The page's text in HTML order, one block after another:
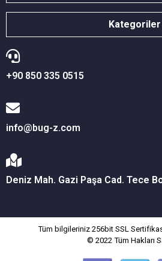
Kategoriler
+90 850 335 0515
info@bug-z.com
Deniz Mah. Gazi Paşa Cad. Tece
Tüm bilgileriniz 256bit SSL
© 2022 Tüm Hakları